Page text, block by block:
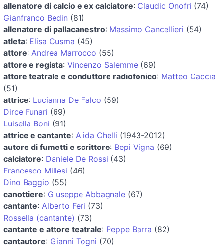
allenatore di calcio e ex calciatore: Claudio Onofri (74)
Gianfranco Bedin (81)
allenatore di pallacanestro: Massimo Cancellieri (54)
atleta: Elisa Cusma (45)
attore: Andrea Marrocco (55)
attore e regista: Vincenzo Salemme (69)
attore teatrale e conduttore radiofonico: Matteo Caccia
(51)
attrice: Lucianna De Falco (59)
Dirce Funari (69)
Luisella Boni (91)
attrice e cantante: Alida Chelli (1943-2012)
autore di fumetti e scrittore: Bepi Vigna (69)
calciatore: Daniele De Rossi (43)
Francesco Millesi (46)
Dino Baggio (55)
canottiere: Giuseppe Abbagnale (67)
cantante: Alberto Feri (73)
Rossella (cantante) (73)
cantante e attore teatrale: Peppe Barra (82)
cantautore: Gianni Togni (70)